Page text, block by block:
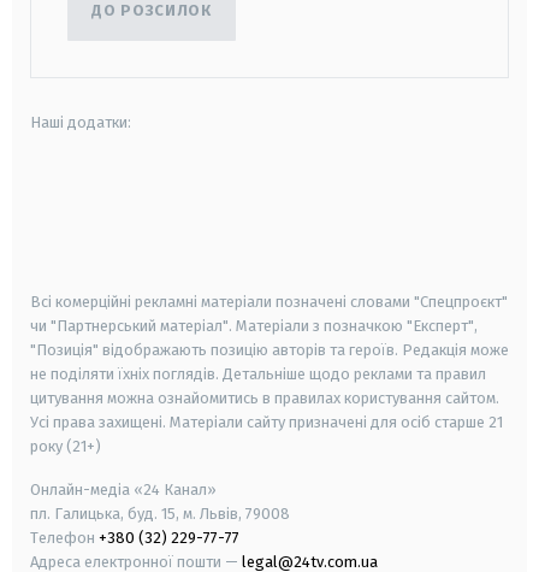
ДО РОЗСИЛОК
Наші додатки:
Всі комерційні рекламні матеріали позначені словами "Спецпроєкт"
чи "Партнерський матеріал". Матеріали з позначкою "Експерт",
"Позиція" відображають позицію авторів та героїв. Редакція може
не поділяти їхніх поглядів. Детальніше щодо реклами та правил
цитування можна ознайомитись в правилах користування сайтом.
Усі права захищені. Матеріали сайту призначені для осіб старше 21
року (21+)
Онлайн-медіа «24 Канал»
пл. Галицька, буд. 15, м. Львів, 79008
Телефон +380 (32) 229-77-77
Адреса електронної пошти — legal@24tv.com.ua